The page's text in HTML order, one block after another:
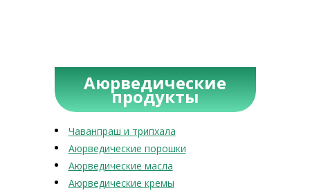
Аюрведические
продукты
Чаванпраш и трипхала
Аюрведические порошки
Аюрведические масла
Аюрведические кремы